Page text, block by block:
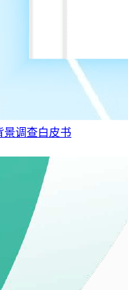
景调查白皮书